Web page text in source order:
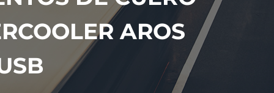
AROS